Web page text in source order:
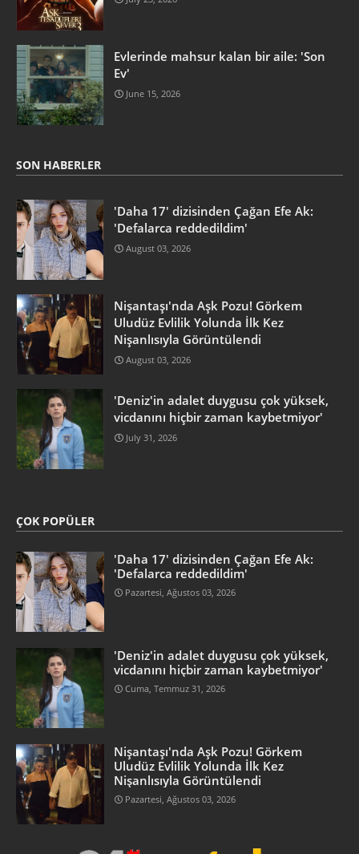
Evlerinde mahsur kalan bir aile: 'Son
Ev'
June 15, 2026
SON HABERLER
'Daha 17' dizisinden Çağan Efe Ak:
'Defalarca reddedildim'
August 03, 2026
Nişantaşı'nda Aşk Pozu! Görkem
Uludüz Evlilik Yolunda İlk Kez
Nişanlısıyla Görüntülendi
August 03, 2026
'Deniz'in adalet duygusu çok yüksek,
vicdanını hiçbir zaman kaybetmiyor'
July 31, 2026
ÇOK POPÜLER
'Daha 17' dizisinden Çağan Efe Ak:
'Defalarca reddedildim'
Pazartesi, Ağustos 03, 2026
'Deniz'in adalet duygusu çok yüksek,
vicdanını hiçbir zaman kaybetmiyor'
Cuma, Temmuz 31, 2026
Nişantaşı'nda Aşk Pozu! Görkem
Uludüz Evlilik Yolunda İlk Kez
Nişanlısıyla Görüntülendi
Pazartesi, Ağustos 03, 2026